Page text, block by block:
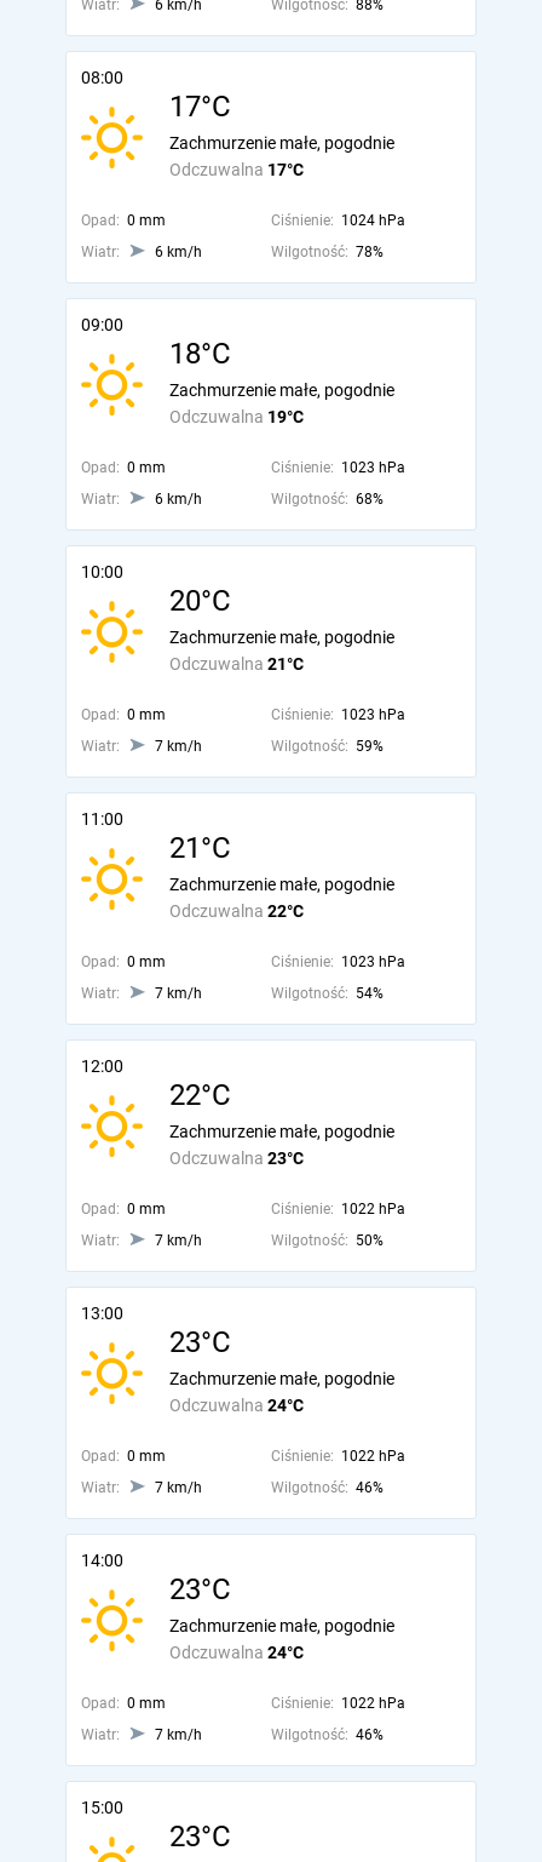
Wiatr: 6 km/h Wilgotność: 88%
08:00
17°C
Odczuwalna 17°C
Zachmurzenie małe, pogodnie
Opad: 0 mm Ciśnienie: 1024 hPa
Wiatr:
6 km/h Wilgotność: 78%
09:00
18°C
Odczuwalna 19°C
Zachmurzenie małe, pogodnie
Opad: 0 mm Ciśnienie: 1023 hPa
Wiatr:
6 km/h Wilgotność: 68%
10:00
20°C
Odczuwalna 21°C
Zachmurzenie małe, pogodnie
Opad: 0 mm Ciśnienie: 1023 hPa
Wiatr:
7 km/h Wilgotność: 59%
11:00
21°C
Odczuwalna 22°C
Zachmurzenie małe, pogodnie
Opad: 0 mm Ciśnienie: 1023 hPa
Wiatr:
7 km/h Wilgotność: 54%
12:00
22°C
Odczuwalna 23°C
Zachmurzenie małe, pogodnie
Opad: 0 mm Ciśnienie: 1022 hPa
Wiatr:
7 km/h Wilgotność: 50%
13:00
23°C
Odczuwalna 24°C
Zachmurzenie małe, pogodnie
Opad: 0 mm Ciśnienie: 1022 hPa
Wiatr:
7 km/h Wilgotność: 46%
14:00
23°C
Odczuwalna 24°C
Zachmurzenie małe, pogodnie
Opad: 0 mm Ciśnienie: 1022 hPa
Wiatr:
7 km/h Wilgotność: 46%
15:00
23°C